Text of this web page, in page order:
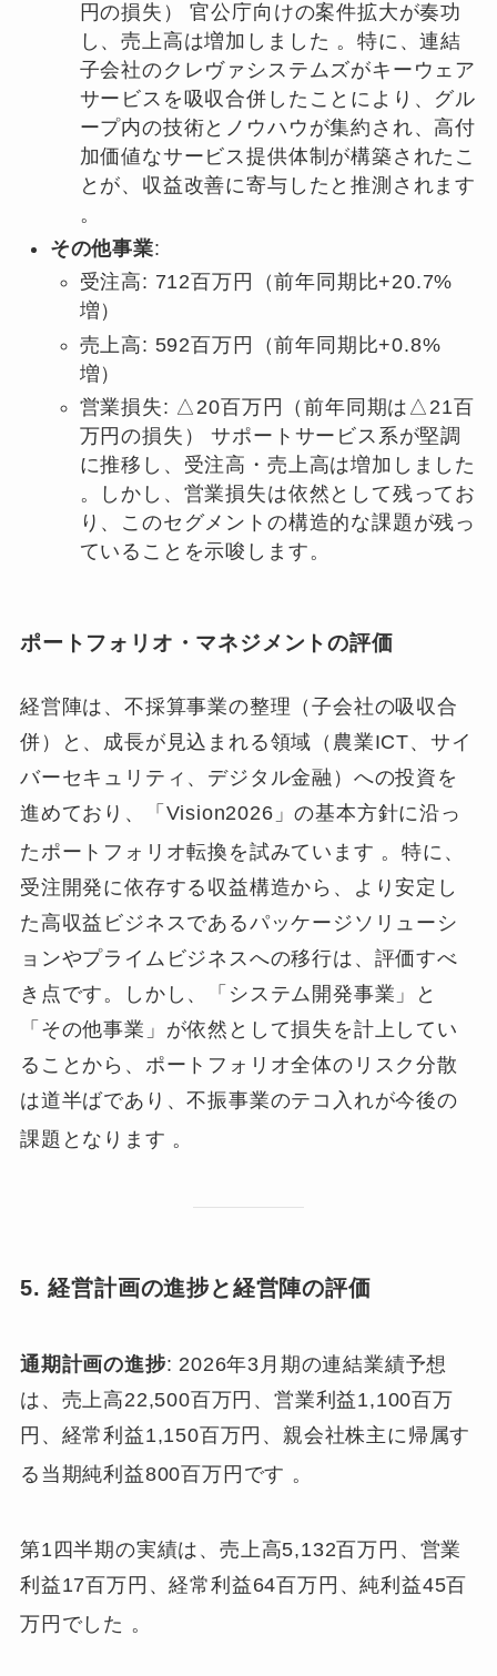
円の損失） 官公庁向けの案件拡大が奏功
し、売上高は増加しました 。特に、連結
子会社のクレヴァシステムズがキーウェア
サービスを吸収合併したことにより、グル
ープ内の技術とノウハウが集約され、高付
加価値なサービス提供体制が構築されたこ
とが、収益改善に寄与したと推測されます
。
その他事業:
受注高: 712百万円（前年同期比+20.7%
増）
売上高: 592百万円（前年同期比+0.8%
増）
営業損失: △20百万円（前年同期は△21百
万円の損失） サポートサービス系が堅調
に推移し、受注高・売上高は増加しました
。しかし、営業損失は依然として残ってお
り、このセグメントの構造的な課題が残っ
ていることを示唆します。
ポートフォリオ・マネジメントの評価
経営陣は、不採算事業の整理（子会社の吸収合
併）と、成長が見込まれる領域（農業ICT、サイ
バーセキュリティ、デジタル金融）への投資を
進めており、「Vision2026」の基本方針に沿っ
たポートフォリオ転換を試みています 。特に、
受注開発に依存する収益構造から、より安定し
た高収益ビジネスであるパッケージソリューシ
ョンやプライムビジネスへの移行は、評価すべ
き点です。しかし、「システム開発事業」と
「その他事業」が依然として損失を計上してい
ることから、ポートフォリオ全体のリスク分散
は道半ばであり、不振事業のテコ入れが今後の
課題となります 。
5. 経営計画の進捗と経営陣の評価
通期計画の進捗: 2026年3月期の連結業績予想
は、売上高22,500百万円、営業利益1,100百万
円、経常利益1,150百万円、親会社株主に帰属す
る当期純利益800百万円です 。
第1四半期の実績は、売上高5,132百万円、営業
利益17百万円、経常利益64百万円、純利益45百
万円でした 。